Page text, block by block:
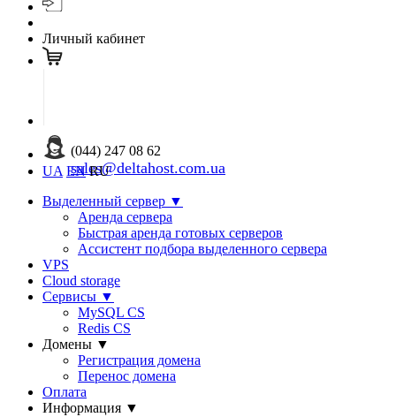
Личный кабинет
(044) 247 08 62
sales@deltahost.com.ua
UA EN RU
Выделенный сервер ▼
Аренда сервера
Быстрая аренда готовых серверов
Ассистент подбора выделенного сервера
VPS
Cloud storage
Сервисы ▼
MySQL CS
Redis CS
Домены ▼
Регистрация домена
Перенос домена
Оплата
Информация ▼